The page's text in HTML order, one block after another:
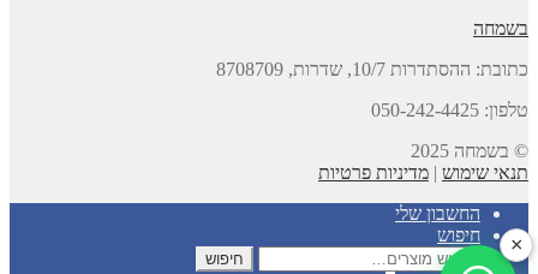
בשמחה
כתובת: ההסתדרות 10/7, שדרות,
8708709
טלפון: 050-242-4425
© בשמחה 2025
תנאי שימוש | מדיניות פרטיות
החשבון שלי
חיפוש
חיפוש
חיפוש
×